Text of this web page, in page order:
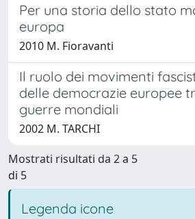
Per una storia dello stato
europa
2010 M. Fioravanti
Il ruolo dei movimenti
delle democrazie europee
guerre mondiali
2002 M. TARCHI
Mostrati risultati da 2 a 5
di 5
Legenda icone